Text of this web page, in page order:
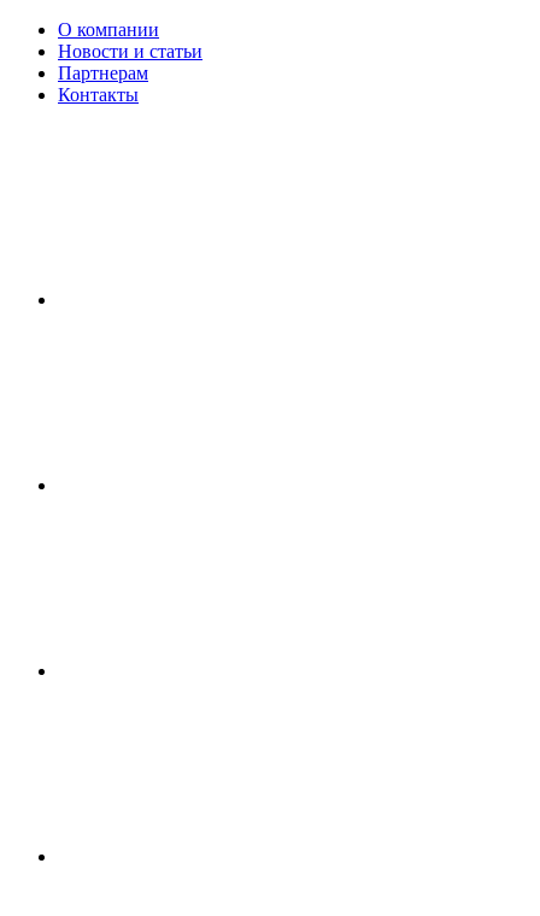
О компании
Новости и статьи
Партнерам
Контакты